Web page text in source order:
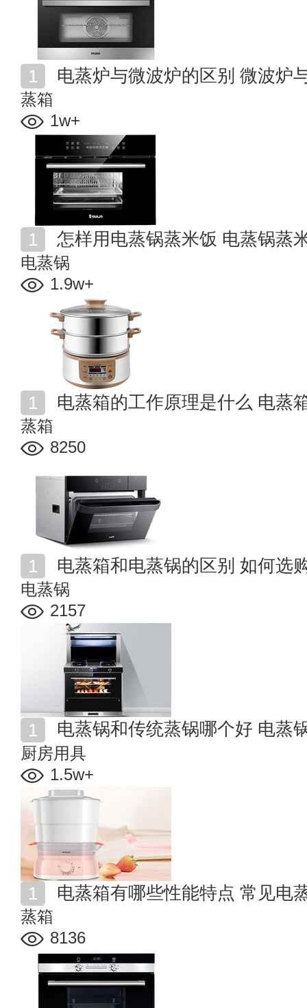
电蒸炉与微波炉的区别 微波炉
蒸箱
1w+
怎样用电蒸锅蒸米饭 电蒸锅蒸
电蒸锅
1.9w+
电蒸箱的工作原理是什么 电蒸
蒸箱
8250
电蒸箱和电蒸锅的区别 如何选
电蒸锅
2157
电蒸锅和传统蒸锅哪个好 电蒸
厨房用具
1.5w+
电蒸箱有哪些性能特点 常见电
蒸箱
8136